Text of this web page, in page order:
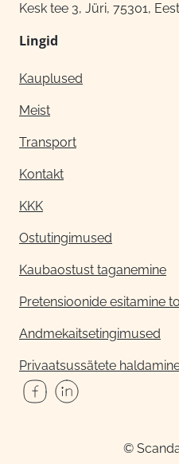
Kesk tee 3, Jüri, 75301,
Lingid
Kauplused
Meist
Transport
Kontakt
KKK
Ostutingimused
Kaubaostust taganemine
Pretensioonide esitamine
Andmekaitsetingimused
Privaatsussätete
©